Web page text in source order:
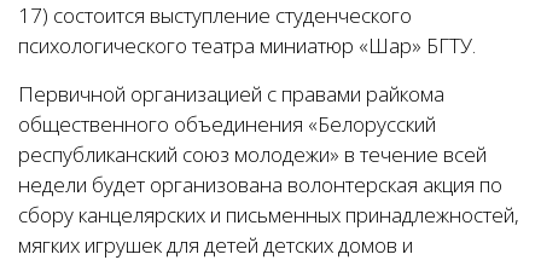
17) состоится выступление студенческого
психологического театра миниатюр «Шар» БГТУ.
Первичной организацией с правами райкома
общественного объединения «Белорусский
республиканский союз молодежи» в течение всей
недели будет организована волонтерская акция по
сбору канцелярских и письменных принадлежностей,
мягких игрушек для детей детских домов и